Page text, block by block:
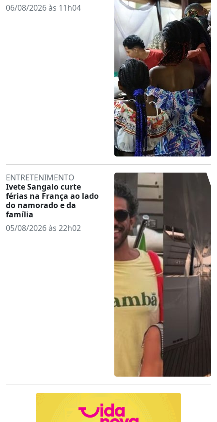
06/08/2026 às 11h04
ENTRETENIMENTO
Ivete Sangalo curte
férias na França ao lado
do namorado e da
família
05/08/2026 às 22h02